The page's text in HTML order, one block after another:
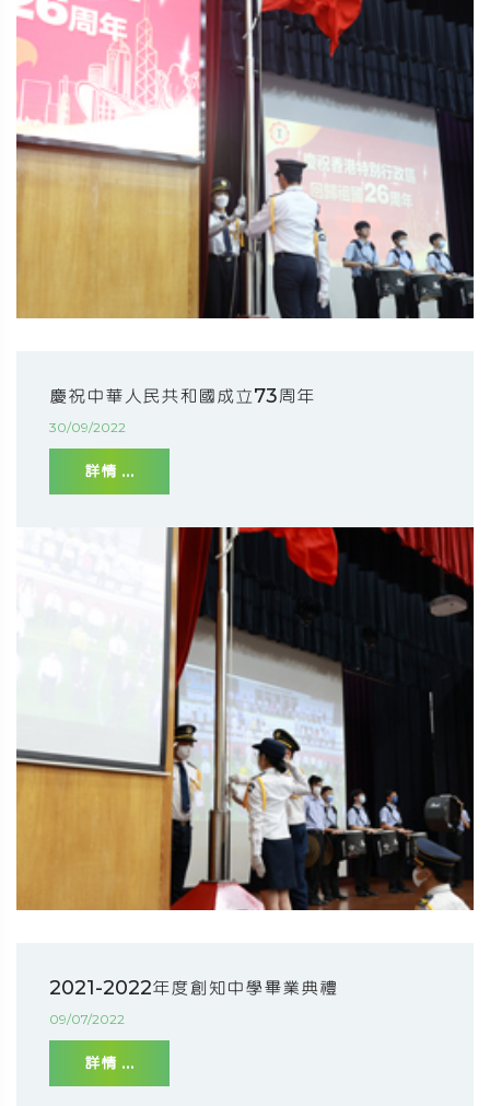
慶祝中華人民共和國成立73周年
30/09/2022
詳情 ...
2021-2022年度創知中學畢業典禮
09/07/2022
詳情 ...